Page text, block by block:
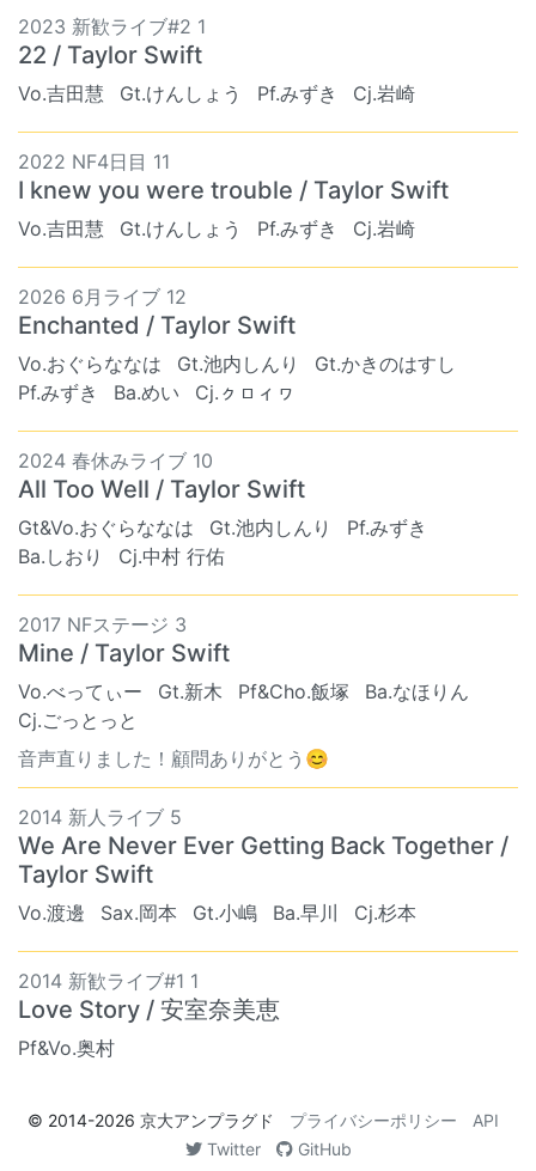
2023 新歓ライブ#2 1
22 / Taylor Swift
Vo.吉田慧 Gt.けんしょう Pf.みずき Cj.岩崎
2022 NF4日目 11
I knew you were trouble / Taylor Swift
Vo.吉田慧 Gt.けんしょう Pf.みずき Cj.岩崎
2026 6月ライブ 12
Enchanted / Taylor Swift
Vo.おぐらななは Gt.池内しんり
Gt.かきのはすし
Pf.みずき
Ba.めい Cj.ㇰㇿィヮ
2024 春休みライブ 10
All Too Well / Taylor Swift
Gt&Vo.おぐらななは Gt.池内しんり
Pf.みずき
Ba.しおり
Cj.中村 行佑
2017 NFステージ 3
Mine / Taylor Swift
Vo.べってぃー Gt.新木 Pf&Cho.飯塚
Ba.なほりん
Cj.ごっとっと
音声直りました！顧問ありがとう😊
2014 新人ライブ 5
We Are Never Ever Getting Back Together /
Taylor Swift
Vo.渡邊 Sax.岡本 Gt.小嶋 Ba.早川 Cj.杉本
2014 新歓ライブ#1 1
Love Story / 安室奈美恵
Pf&Vo.奥村
© 2014-2026 京大アンプラグド プライバシーポリシー
API
Twitter
GitHub